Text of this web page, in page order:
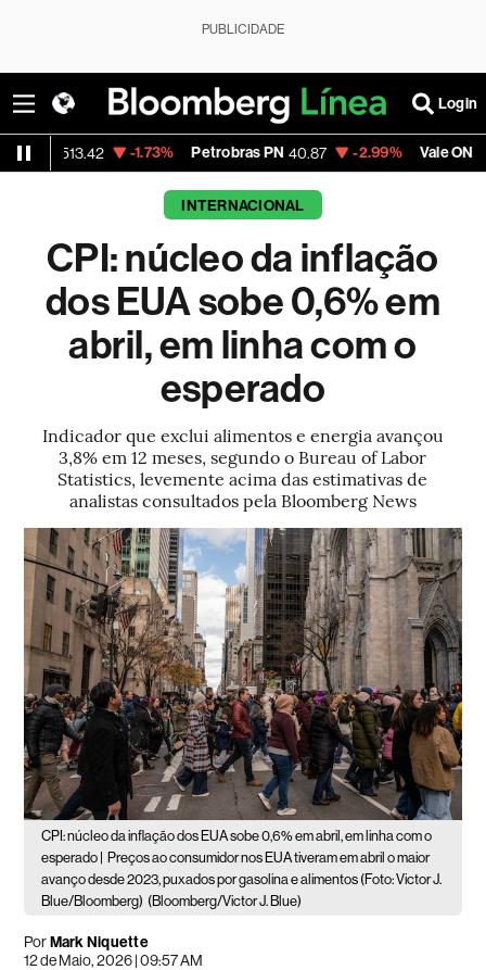
PUBLICIDADE
Login
-1.73% Petrobras PN 40.87 -2.99% Vale ON 74.97 -
INTERNACIONAL
CPI: núcleo da inflação
dos EUA sobe 0,6% em
abril, em linha com o
esperado
Indicador que exclui alimentos e energia avançou
3,8% em 12 meses, segundo o Bureau of Labor
Statistics, levemente acima das estimativas de
analistas consultados pela Bloomberg News
CPI: núcleo da inflação dos EUA sobe 0,6% em abril, em linha com o
esperado |
Preços ao consumidor nos EUA tiveram em abril o maior
avanço desde 2023, puxados por gasolina e alimentos (Foto: Victor J.
Blue/Bloomberg) (Bloomberg/Victor J. Blue)
PorMark Niquette
12 de Maio, 2026 | 09:57 AM